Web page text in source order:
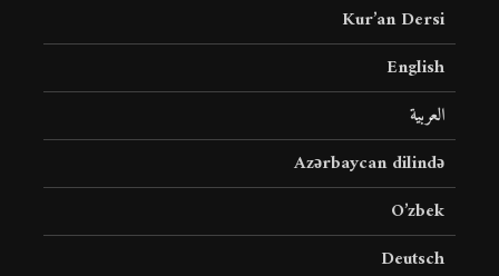
Kur’an Dersi
English
العربية
Azərbaycan dilində
O’zbek
Deutsch